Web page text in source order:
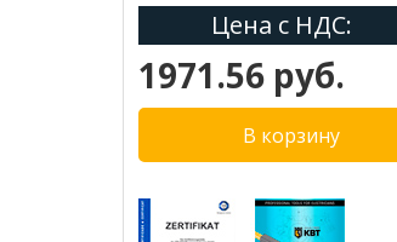
Цена с НДС:
1971.56 руб.